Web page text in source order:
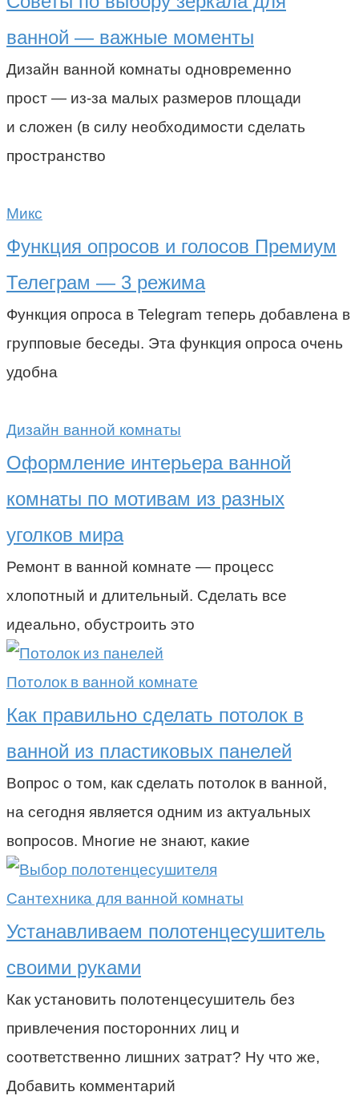
ванной — важные моменты
Дизайн ванной комнаты одновременно
прост — из-за малых размеров площади
и сложен (в силу необходимости сделать
пространство
Микс
Функция опросов и голосов Премиум
Телеграм — 3 режима
Функция опроса в Telegram теперь добавлена в
групповые беседы. Эта функция опроса очень
удобна
Дизайн ванной комнаты
Оформление интерьера ванной
комнаты по мотивам из разных
уголков мира
Ремонт в ванной комнате — процесс
хлопотный и длительный. Сделать все
идеально, обустроить это
Потолок в ванной комнате
Как правильно сделать потолок в
ванной из пластиковых панелей
Вопрос о том, как сделать потолок в ванной,
на сегодня является одним из актуальных
вопросов. Многие не знают, какие
Сантехника для ванной комнаты
Устанавливаем полотенцесушитель
своими руками
Как установить полотенцесушитель без
привлечения посторонних лиц и
соответственно лишних затрат? Ну что же,
Добавить комментарий